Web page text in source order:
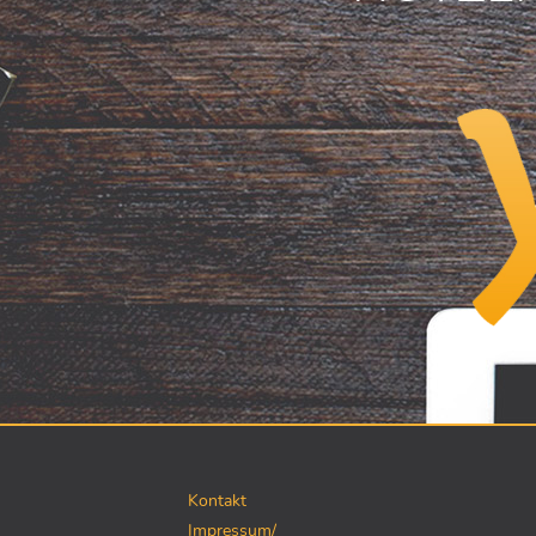
Kontakt
Impressum/